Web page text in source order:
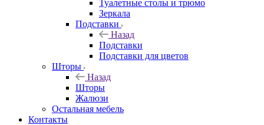
Туалетные столы и трюмо
Зеркала
Подставки
Назад
Подставки
Подставки для цветов
Шторы
Назад
Шторы
Жалюзи
Остальная мебель
Контакты